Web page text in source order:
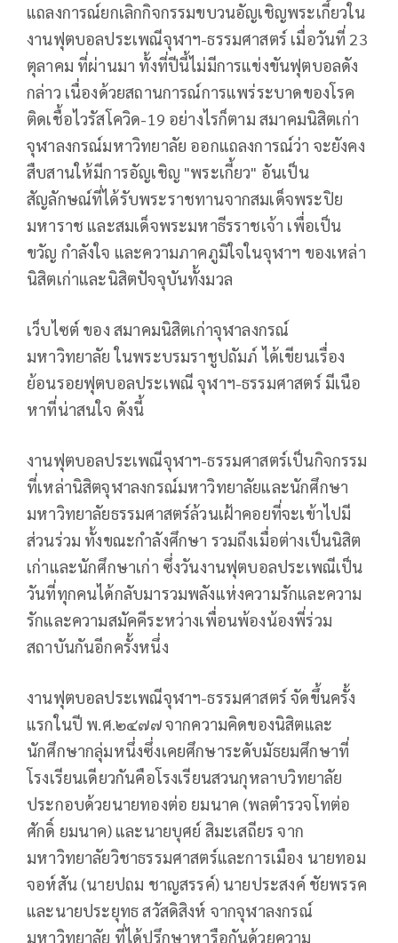
แถลงการณ์ยกเลิกกิจกรรมขบวนอัญเชิญพระเกี้ยวใน
งานฟุตบอลประเพณีจุฬาฯ-ธรรมศาสตร์ เมื่อวันที่ 23
ตุลาคม ที่ผ่านมา ทั้งที่ปีนี้ไม่มีการแข่งขันฟุตบอลดัง
กล่าว เนื่องด้วยสถานการณ์การแพร่ระบาดของโรค
ติดเชื้อไวรัสโควิด-19 อย่างไรก็ตาม สมาคมนิสิตเก่า
จุฬาลงกรณ์มหาวิทยาลัย ออกแถลงการณ์ว่า จะยังคง
สืบสานให้มีการอัญเชิญ "พระเกี้ยว" อันเป็น
สัญลักษณ์ที่ได้รับพระราชทานจากสมเด็จพระปิย
มหาราช และสมเด็จพระมหาธีรราชเจ้า เพื่อเป็น
ขวัญ กำลังใจ และความภาคภูมิใจในจุฬาฯ ของเหล่า
นิสิตเก่าและนิสิตปัจจุบันทั้งมวล
เว็บไซต์ ของ สมาคมนิสิตเก่าจุฬาลงกรณ์
มหาวิทยาลัย ในพระบรมราชูปถัมภ์ ได้เขียนเรื่อง
ย้อนรอยฟุตบอลประเพณี จุฬาฯ-ธรรมศาสตร์ มีเนือ
หาที่น่าสนใจ ดังนี้
งานฟุตบอลประเพณีจุฬาฯ-ธรรมศาสตร์เป็นกิจกรรม
ที่เหล่านิสิตจุฬาลงกรณ์มหาวิทยาลัยและนักศึกษา
มหาวิทยาลัยธรรมศาสตร์ล้วนเฝ้าคอยที่จะเข้าไปมี
ส่วนร่วม ทั้งขณะกำลังศึกษา รวมถึงเมื่อต่างเป็นนิสิต
เก่าและนักศึกษาเก่า ซึ่งวันงานฟุตบอลประเพณีเป็น
วันที่ทุกคนได้กลับมารวมพลังแห่งความรักและความ
รักและความสมัคคีระหว่างเพื่อนพ้องน้องพี่ร่วม
สถาบันกันอีกครั้งหนึ่ง
งานฟุตบอลประเพณีจุฬาฯ-ธรรมศาสตร์ จัดขึ้นครั้ง
แรกในปี พ.ศ.๒๔๗๗ จากความคิดของนิสิตและ
นักศึกษากลุ่มหนึ่งซึ่งเคยศึกษาระดับมัธยมศึกษาที่
โรงเรียนเดียวกันคือโรงเรียนสวนกุหลาบวิทยาลัย
ประกอบด้วยนายทองต่อ ยมนาค (พลตำรวจโทต่อ
ศักดิ์ ยมนาค) และนายบุศย์ สิมะเสถียร จาก
มหาวิทยาลัยวิชาธรรมศาสตร์และการเมือง นายทอม
จอห์สัน (นายปถม ชาญสรรค์) นายประสงค์ ชัยพรรค
และนายประยุทธ สวัสดิสิงห์ จากจุฬาลงกรณ์
มหาวิทยาลัย ที่ได้ปรึกษาหารือกันด้วยความ